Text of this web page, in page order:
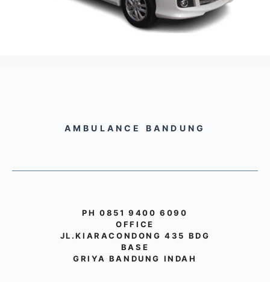
AMBULANCE BANDUNG
PH 0851 9400 6090
OFFICE
JL.KIARACONDONG 435 BDG
BASE
GRIYA BANDUNG INDAH